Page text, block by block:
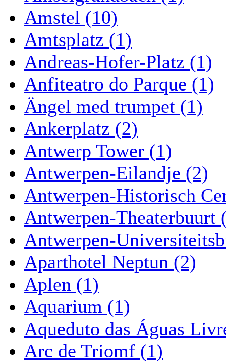
Amstel (10)
Amtsplatz (1)
Andreas-Hofer-Platz (1)
Anfiteatro do Parque (1)
Ängel med trumpet (1)
Ankerplatz (2)
Antwerp Tower (1)
Antwerpen-Eilandje (2)
Antwerpen-Historisch
Antwerpen-Theaterbuurt
Antwerpen-
Aparthotel Neptun (2)
Aplen (1)
Aquarium (1)
Aqueduto das Águas
Arc de Triomf (1)